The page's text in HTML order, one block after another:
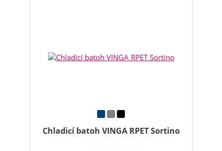
Chladicí batoh VINGA RPET Sortino